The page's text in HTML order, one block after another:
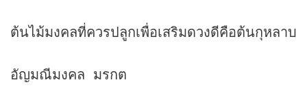
ต้นไม้มงคลที่ควรปลูกเพื่อเสริมดวงดีคือต้นกุหลาบ
อัญมณีมงคล มรกต